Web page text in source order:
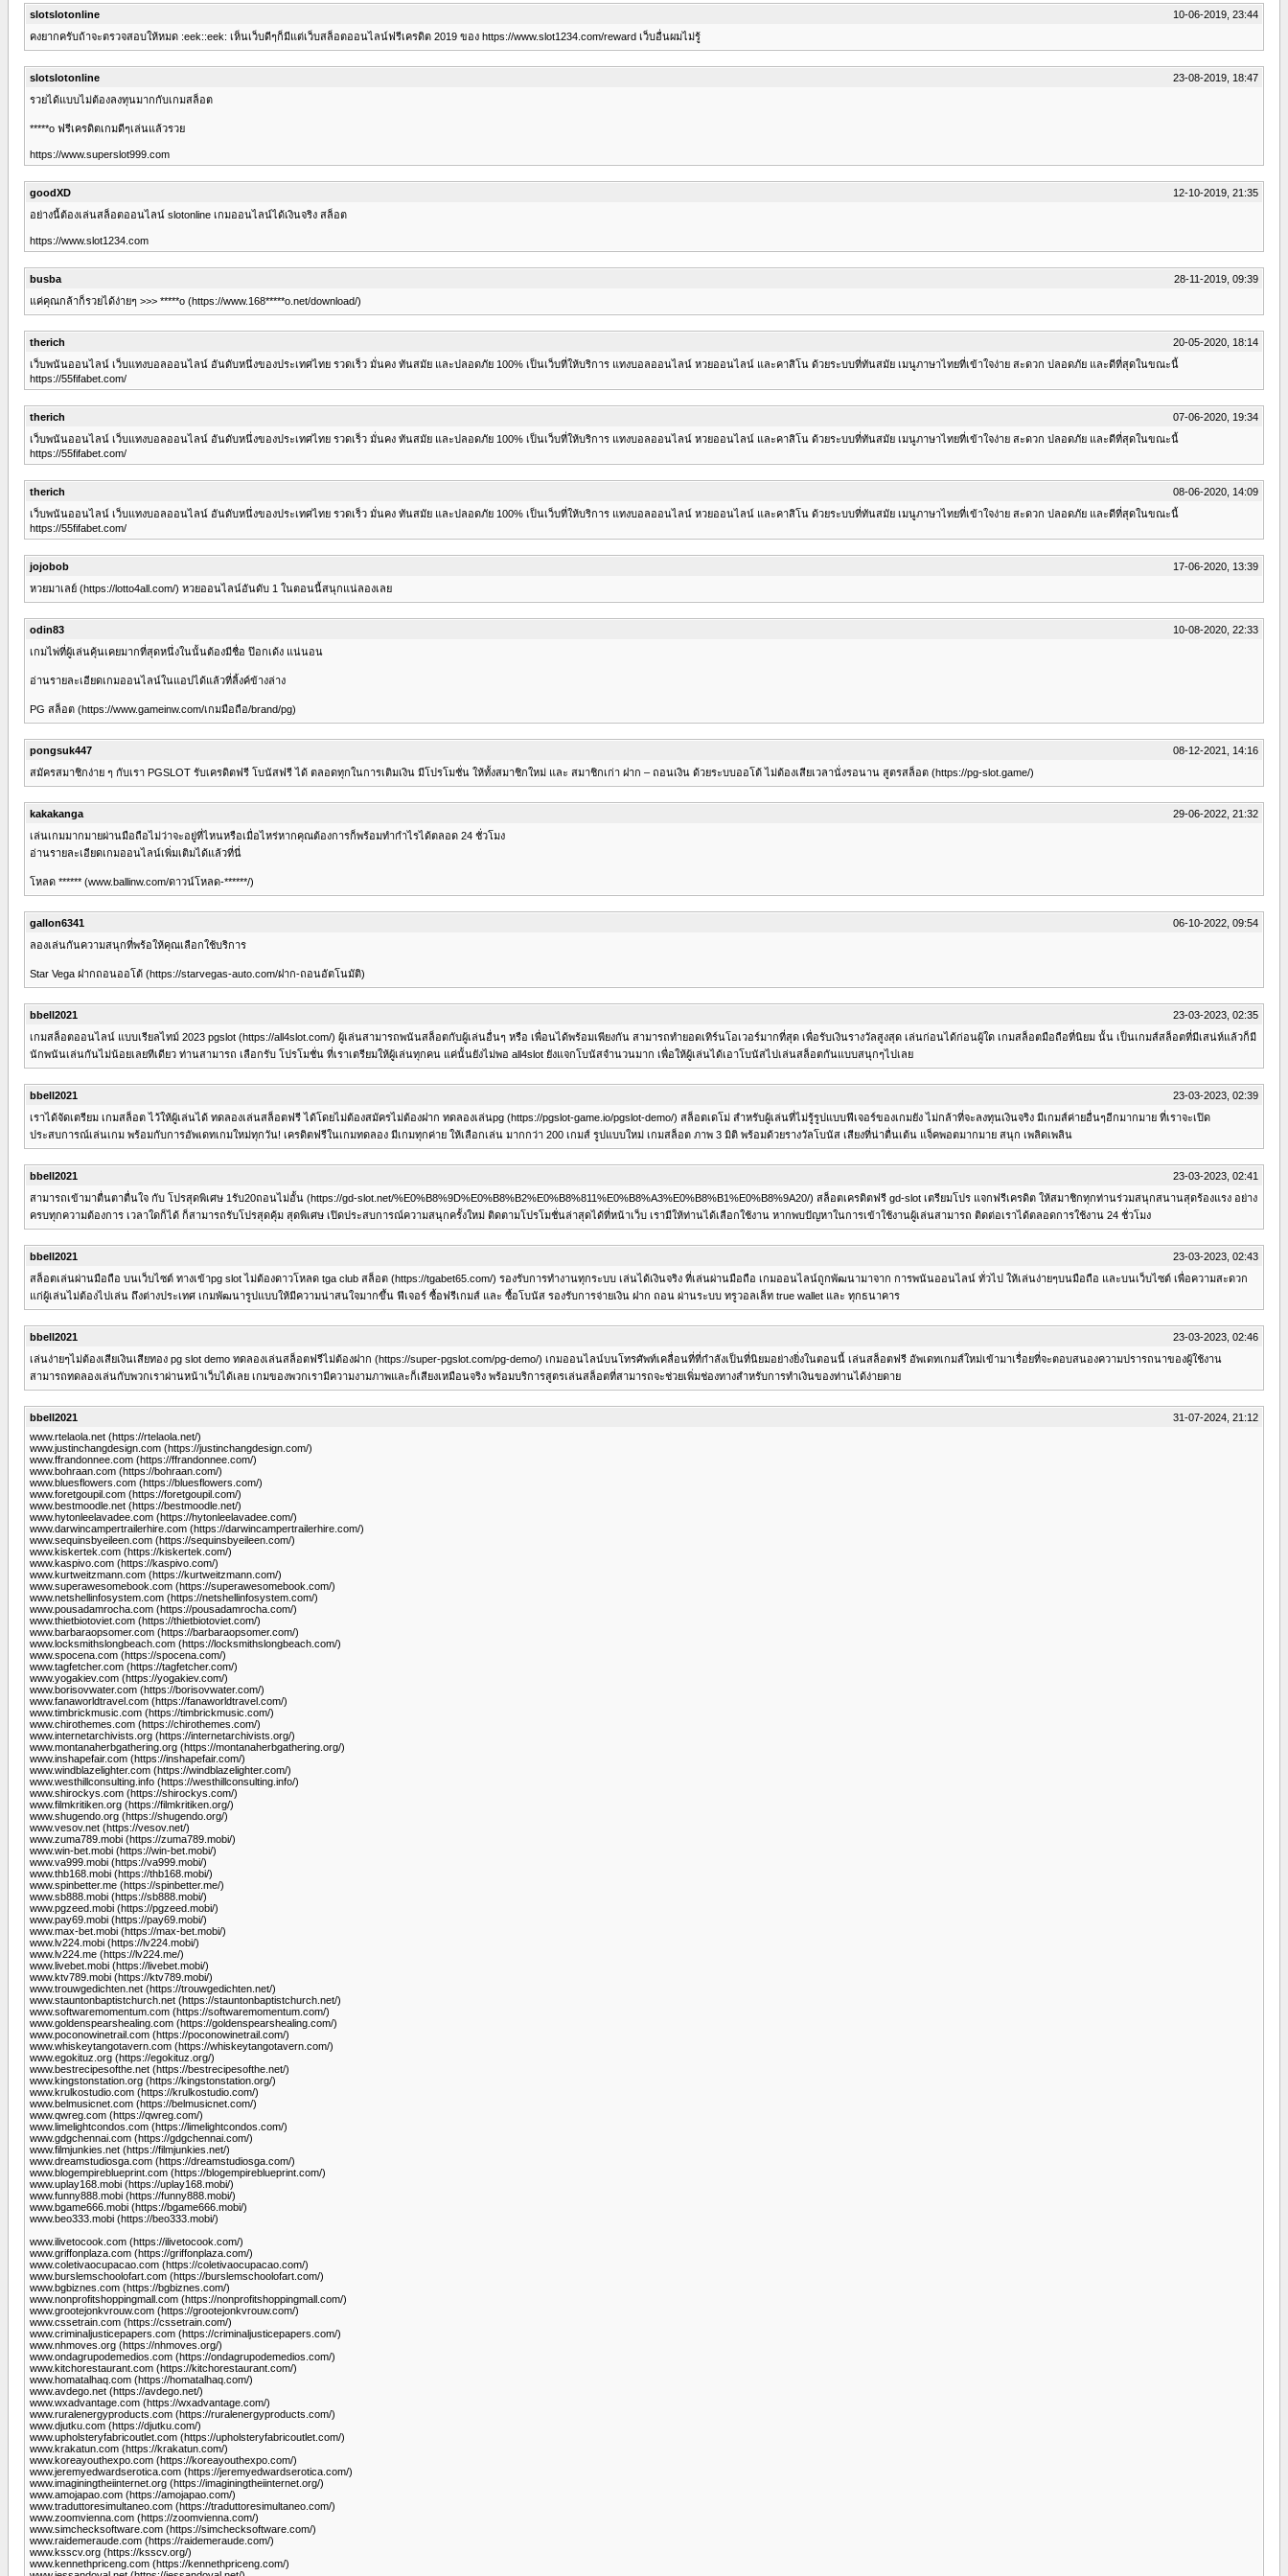
slotslotonline
10-06-2019, 23:44
คงยากครับถ้าจะตรวจสอบให้หมด :eek::eek: เห็นเว็บดีๆก็มีแต่เว็บสล็อตออนไลน์ฟรีเครดิต 2019 ของ https://www.slot1234.com/reward เว็บอื่นผมไม่รู้
slotslotonline
23-08-2019, 18:47
รวยได้แบบไม่ต้องลงทุนมากกับเกมสล็อต
*****o ฟรีเครดิตเกมดีๆเล่นแล้วรวย
https://www.superslot999.com
goodXD
12-10-2019, 21:35
อย่างนี้ต้องเล่นสล็อตออนไลน์ slotonline เกมออนไลน์ได้เงินจริง สล็อต
https://www.slot1234.com
busba
28-11-2019, 09:39
แค่คุณกล้าก็รวยได้ง่ายๆ >>> *****o (https://www.168*****o.net/download/)
therich
20-05-2020, 18:14
เว็บพนันออนไลน์ เว็บแทงบอลออนไลน์ อันดับหนึ่งของประเทศไทย รวดเร็ว มั่นคง ทันสมัย และปลอดภัย 100% เป็นเว็บที่ให้บริการ แทงบอลออนไลน์ หวยออนไลน์ และคาสิโน ด้วยระบบที่ทันสมัย เมนูภาษาไทยที่เข้าใจง่าย สะดวก ปลอดภัย และดีที่สุดในขณะนี้
https://55fifabet.com/
therich
07-06-2020, 19:34
เว็บพนันออนไลน์ เว็บแทงบอลออนไลน์ อันดับหนึ่งของประเทศไทย รวดเร็ว มั่นคง ทันสมัย และปลอดภัย 100% เป็นเว็บที่ให้บริการ แทงบอลออนไลน์ หวยออนไลน์ และคาสิโน ด้วยระบบที่ทันสมัย เมนูภาษาไทยที่เข้าใจง่าย สะดวก ปลอดภัย และดีที่สุดในขณะนี้
https://55fifabet.com/
therich
08-06-2020, 14:09
เว็บพนันออนไลน์ เว็บแทงบอลออนไลน์ อันดับหนึ่งของประเทศไทย รวดเร็ว มั่นคง ทันสมัย และปลอดภัย 100% เป็นเว็บที่ให้บริการ แทงบอลออนไลน์ หวยออนไลน์ และคาสิโน ด้วยระบบที่ทันสมัย เมนูภาษาไทยที่เข้าใจง่าย สะดวก ปลอดภัย และดีที่สุดในขณะนี้
https://55fifabet.com/
jojobob
17-06-2020, 13:39
หวยมาเลย์ (https://lotto4all.com/) หวยออนไลน์อันดับ 1 ในตอนนี้สนุกแน่ลองเลย
odin83
10-08-2020, 22:33
เกมไพ่ที่ผู้เล่นคุ้นเคยมากที่สุดหนึ่งในนั้นต้องมีชื่อ ป๊อกเด้ง แน่นอน
อ่านรายละเอียดเกมออนไลน์ในแอปได้แล้วที่ลิ้งค์ข้างล่าง
PG สล็อต (https://www.gameinw.com/เกมมือถือ/brand/pg)
pongsuk447
08-12-2021, 14:16
สมัครสมาชิกง่าย ๆ กับเรา PGSLOT รับเครดิตฟรี โบนัสฟรี ได้ ตลอดทุกในการเติมเงิน มีโปรโมชั่น ให้ทั้งสมาชิกใหม่ และ สมาชิกเก่า ฝาก – ถอนเงิน ด้วยระบบออโต้ ไม่ต้องเสียเวลานั่งรอนาน สูตรสล็อต (https://pg-slot.game/)
kakakanga
29-06-2022, 21:32
เล่นเกมมากมายผ่านมือถือไม่ว่าจะอยู่ที่ไหนหรือเมื่อไหร่หากคุณต้องการก็พร้อมทำกำไรได้ตลอด 24 ชั่วโมง
อ่านรายละเอียดเกมออนไลน์เพิ่มเติมได้แล้วที่นี่
โหลด ****** (www.ballinw.com/ดาวน์โหลด-******/)
gallon6341
06-10-2022, 09:54
ลองเล่นกันความสนุกที่พร้อให้คุณเลือกใช้บริการ
Star Vega ฝากถอนออโต้ (https://starvegas-auto.com/ฝาก-ถอนอัตโนมัติ)
bbell2021
23-03-2023, 02:35
เกมสล็อตออนไลน์ แบบเรียลไทม์ 2023 pgslot (https://all4slot.com/) ผู้เล่นสามารถพนันสล็อตกับผู้เล่นอื่นๆ หรือ เพื่อนได้พร้อมเพียงกัน สามารถทำยอดเทิร์นโอเวอร์มากที่สุด เพื่อรับเงินรางวัลสูงสุด เล่นก่อนได้ก่อนผู้ใด เกมสล็อตมือถือที่นิยม นั้น เป็นเกมส์สล็อตที่มีเสน่ห์แล้วก็มี
นักพนันเล่นกันไม่น้อยเลยทีเดียว ท่านสามารถ เลือกรับ โปรโมชั่น ที่เราเตรียมให้ผู้เล่นทุกคน แค่นั้นยังไม่พอ all4slot ยังแจกโบนัสจำนวนมาก เพื่อให้ผู้เล่นได้เอาโบนัสไปเล่นสล็อตกันแบบสนุกๆไปเลย
bbell2021
23-03-2023, 02:39
เราได้จัดเตรียม เกมสล็อต ไว้ให้ผู้เล่นได้ ทดลองเล่นสล็อตฟรี ได้โดยไม่ต้องสมัครไม่ต้องฝาก ทดลองเล่นpg (https://pgslot-game.io/pgslot-demo/) สล็อตเดโม่ สำหรับผู้เล่นที่ไม่รู้รูปแบบฟีเจอร์ของเกมยัง ไม่กล้าที่จะลงทุนเงินจริง มีเกมส์ค่ายอื่นๆอีกมากมาย ที่เราจะเปิด
ประสบการณ์เล่นเกม พร้อมกับการอัพเดทเกมใหม่ทุกวัน! เครดิตฟรีในเกมทดลอง มีเกมทุกค่าย ให้เลือกเล่น มากกว่า 200 เกมส์ รูปแบบใหม่ เกมสล็อต ภาพ 3 มิติ พร้อมด้วยรางวัลโบนัส เสียงที่น่าตื่นเต้น แจ็คพอตมากมาย สนุก เพลิดเพลิน
bbell2021
23-03-2023, 02:41
สามารถเข้ามาตื่นตาตื่นใจ กับ โปรสุดพิเศษ 1รับ20ถอนไม่อั้น (https://gd-slot.net/%E0%B8%9D%E0%B8%B2%E0%B8%811%E0%B8%A3%E0%B8%B1%E0%B8%9A20/) สล็อตเครดิตฟรี gd-slot เตรียมโปร แจกฟรีเครดิต ให้สมาชิกทุกท่านร่วมสนุกสนานสุดร้องแรง อย่าง
ครบทุกความต้องการ เวลาใดก็ได้ ก็สามารถรับโปรสุดคุ้ม สุดพิเศษ เปิดประสบการณ์ความสนุกครั้งใหม่ ติดตามโปรโมชั่นล่าสุดได้ที่หน้าเว็บ เรามีให้ท่านได้เลือกใช้งาน หากพบปัญหาในการเข้าใช้งานผู้เล่นสามารถ ติดต่อเราได้ตลอดการใช้งาน 24 ชั่วโมง
bbell2021
23-03-2023, 02:43
สล็อตเล่นผ่านมือถือ บนเว็บไซต์ ทางเข้าpg slot ไม่ต้องดาวโหลด tga club สล็อต (https://tgabet65.com/) รองรับการทำงานทุกระบบ เล่นได้เงินจริง ที่เล่นผ่านมือถือ เกมออนไลน์ถูกพัฒนามาจาก การพนันออนไลน์ ทั่วไป ให้เล่นง่ายๆบนมือถือ และบนเว็บไซต์ เพื่อความสะดวก
แก่ผู้เล่นไม่ต้องไปเล่น ถึงต่างประเทศ เกมพัฒนารูปแบบให้มีความน่าสนใจมากขึ้น ฟีเจอร์ ซื้อฟรีเกมส์ และ ซื้อโบนัส รองรับการจ่ายเงิน ฝาก ถอน ผ่านระบบ ทรูวอลเล็ท true wallet และ ทุกธนาคาร
bbell2021
23-03-2023, 02:46
เล่นง่ายๆไม่ต้องเสียเงินเสียทอง pg slot demo ทดลองเล่นสล็อตฟรีไม่ต้องฝาก (https://super-pgslot.com/pg-demo/) เกมออนไลน์บนโทรศัพท์เคลื่อนที่ที่กำลังเป็นที่นิยมอย่างยิ่งในตอนนี้ เล่นสล็อตฟรี อัพเดทเกมส์ใหม่เข้ามาเรื่อยที่จะตอบสนองความปรารถนาของผู้ใช้งาน
สามารถทดลองเล่นกับพวกเราผ่านหน้าเว็บได้เลย เกมของพวกเรามีความงามภาพและก็เสียงเหมือนจริง พร้อมบริการสูตรเล่นสล็อตที่สามารถจะช่วยเพิ่มช่องทางสำหรับการทำเงินของท่านได้ง่ายดาย
bbell2021
31-07-2024, 21:12
www.rtelaola.net (https://rtelaola.net/)
www.justinchangdesign.com (https://justinchangdesign.com/)
www.ffrandonnee.com (https://ffrandonnee.com/)
www.bohraan.com (https://bohraan.com/)
www.bluesflowers.com (https://bluesflowers.com/)
www.foretgoupil.com (https://foretgoupil.com/)
www.bestmoodle.net (https://bestmoodle.net/)
www.hytonleelavadee.com (https://hytonleelavadee.com/)
www.darwincampertrailerhire.com (https://darwincampertrailerhire.com/)
www.sequinsbyeileen.com (https://sequinsbyeileen.com/)
www.kiskertek.com (https://kiskertek.com/)
www.kaspivo.com (https://kaspivo.com/)
www.kurtweitzmann.com (https://kurtweitzmann.com/)
www.superawesomebook.com (https://superawesomebook.com/)
www.netshellinfosystem.com (https://netshellinfosystem.com/)
www.pousadamrocha.com (https://pousadamrocha.com/)
www.thietbiotoviet.com (https://thietbiotoviet.com/)
www.barbaraopsomer.com (https://barbaraopsomer.com/)
www.locksmithslongbeach.com (https://locksmithslongbeach.com/)
www.spocena.com (https://spocena.com/)
www.tagfetcher.com (https://tagfetcher.com/)
www.yogakiev.com (https://yogakiev.com/)
www.borisovwater.com (https://borisovwater.com/)
www.fanaworldtravel.com (https://fanaworldtravel.com/)
www.timbrickmusic.com (https://timbrickmusic.com/)
www.chirothemes.com (https://chirothemes.com/)
www.internetarchivists.org (https://internetarchivists.org/)
www.montanaherbgathering.org (https://montanaherbgathering.org/)
www.inshapefair.com (https://inshapefair.com/)
www.windblazelighter.com (https://windblazelighter.com/)
www.westhillconsulting.info (https://westhillconsulting.info/)
www.shirockys.com (https://shirockys.com/)
www.filmkritiken.org (https://filmkritiken.org/)
www.shugendo.org (https://shugendo.org/)
www.vesov.net (https://vesov.net/)
www.zuma789.mobi (https://zuma789.mobi/)
www.win-bet.mobi (https://win-bet.mobi/)
www.va999.mobi (https://va999.mobi/)
www.thb168.mobi (https://thb168.mobi/)
www.spinbetter.me (https://spinbetter.me/)
www.sb888.mobi (https://sb888.mobi/)
www.pgzeed.mobi (https://pgzeed.mobi/)
www.pay69.mobi (https://pay69.mobi/)
www.max-bet.mobi (https://max-bet.mobi/)
www.lv224.mobi (https://lv224.mobi/)
www.lv224.me (https://lv224.me/)
www.livebet.mobi (https://livebet.mobi/)
www.ktv789.mobi (https://ktv789.mobi/)
www.trouwgedichten.net (https://trouwgedichten.net/)
www.stauntonbaptistchurch.net (https://stauntonbaptistchurch.net/)
www.softwaremomentum.com (https://softwaremomentum.com/)
www.goldenspearshealing.com (https://goldenspearshealing.com/)
www.poconowinetrail.com (https://poconowinetrail.com/)
www.whiskeytangotavern.com (https://whiskeytangotavern.com/)
www.egokituz.org (https://egokituz.org/)
www.bestrecipesofthe.net (https://bestrecipesofthe.net/)
www.kingstonstation.org (https://kingstonstation.org/)
www.krulkostudio.com (https://krulkostudio.com/)
www.belmusicnet.com (https://belmusicnet.com/)
www.qwreg.com (https://qwreg.com/)
www.limelightcondos.com (https://limelightcondos.com/)
www.gdgchennai.com (https://gdgchennai.com/)
www.filmjunkies.net (https://filmjunkies.net/)
www.dreamstudiosga.com (https://dreamstudiosga.com/)
www.blogempireblueprint.com (https://blogempireblueprint.com/)
www.uplay168.mobi (https://uplay168.mobi/)
www.funny888.mobi (https://funny888.mobi/)
www.bgame666.mobi (https://bgame666.mobi/)
www.beo333.mobi (https://beo333.mobi/)
www.ilivetocook.com (https://ilivetocook.com/)
www.griffonplaza.com (https://griffonplaza.com/)
www.coletivaocupacao.com (https://coletivaocupacao.com/)
www.burslemschoolofart.com (https://burslemschoolofart.com/)
www.bgbiznes.com (https://bgbiznes.com/)
www.nonprofitshoppingmall.com (https://nonprofitshoppingmall.com/)
www.grootejonkvrouw.com (https://grootejonkvrouw.com/)
www.cssetrain.com (https://cssetrain.com/)
www.criminaljusticepapers.com (https://criminaljusticepapers.com/)
www.nhmoves.org (https://nhmoves.org/)
www.ondagrupodemedios.com (https://ondagrupodemedios.com/)
www.kitchorestaurant.com (https://kitchorestaurant.com/)
www.homatalhaq.com (https://homatalhaq.com/)
www.avdego.net (https://avdego.net/)
www.wxadvantage.com (https://wxadvantage.com/)
www.ruralenergyproducts.com (https://ruralenergyproducts.com/)
www.djutku.com (https://djutku.com/)
www.upholsteryfabricoutlet.com (https://upholsteryfabricoutlet.com/)
www.krakatun.com (https://krakatun.com/)
www.koreayouthexpo.com (https://koreayouthexpo.com/)
www.jeremyedwardserotica.com (https://jeremyedwardserotica.com/)
www.imaginingtheiinternet.org (https://imaginingtheiinternet.org/)
www.amojapao.com (https://amojapao.com/)
www.traduttoresimultaneo.com (https://traduttoresimultaneo.com/)
www.zoomvienna.com (https://zoomvienna.com/)
www.simchecksoftware.com (https://simchecksoftware.com/)
www.raidemeraude.com (https://raidemeraude.com/)
www.ksscv.org (https://ksscv.org/)
www.kennethpriceng.com (https://kennethpriceng.com/)